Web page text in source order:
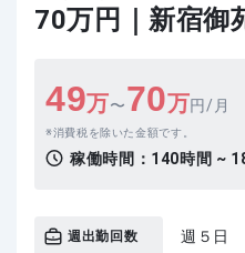
70万円｜新宿御
49万〜70万円/月
消費税を除いた金額です。
稼働時間： 140時間 ~
週出勤回数 週５日